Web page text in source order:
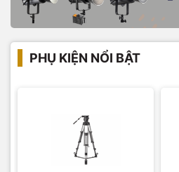
PHỤ KIỆN NỔI BẬT